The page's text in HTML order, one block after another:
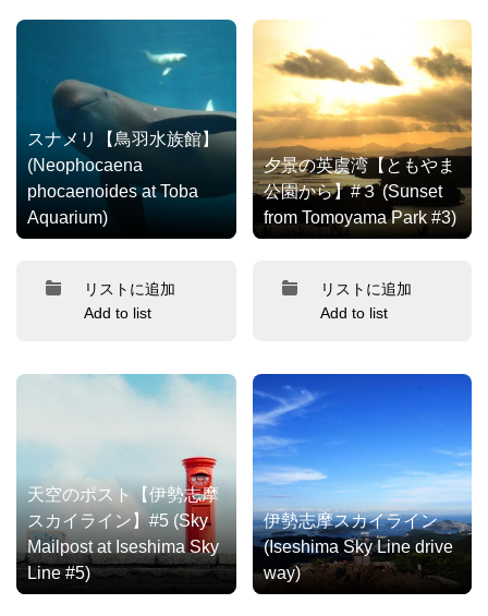
スナメリ【鳥羽水族館】
(Neophocaena
phocaenoides at Toba
Aquarium)
リストに追加
Add to list
夕景の英虞湾【ともやま
公園から】#３ (Sunset
from Tomoyama Park #3)
リストに追加
Add to list
天空のポスト【伊勢志摩
スカイライン】#5 (Sky
Mailpost at Iseshima Sky
Line #5)
伊勢志摩スカイライン
(Iseshima Sky Line drive
way)